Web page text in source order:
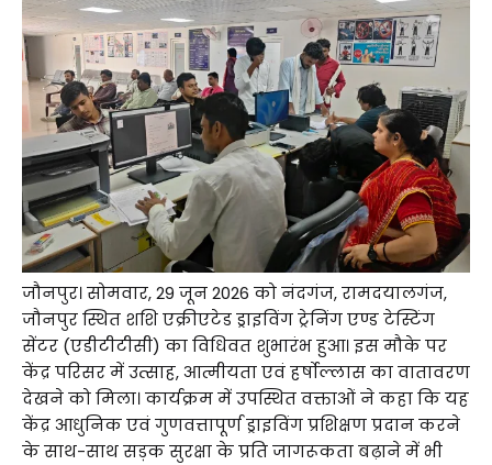
जौनपुर। सोमवार, 29 जून 2026 को नंदगंज, रामदयालगंज,
जौनपुर स्थित शशि एक्रीएटेड ड्राइविंग ट्रेनिंग एण्ड टेस्टिंग
सेंटर (एडीटीटीसी) का विधिवत शुभारंभ हुआ। इस मौके पर
केंद्र परिसर में उत्साह, आत्मीयता एवं हर्षोल्लास का वातावरण
देखने को मिला। कार्यक्रम में उपस्थित वक्ताओं ने कहा कि यह
केंद्र आधुनिक एवं गुणवत्तापूर्ण ड्राइविंग प्रशिक्षण प्रदान करने
के साथ-साथ सड़क सुरक्षा के प्रति जागरूकता बढ़ाने में भी